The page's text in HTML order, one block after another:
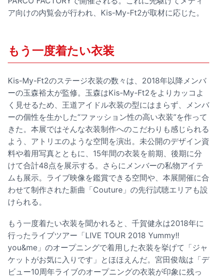
ア向けの内覧会が行われ、Kis-My-Ft2が取材に応じた。
もう一度着たい衣装
Kis-My-Ft2のステージ衣装の数々は、2018年以降メンバ
ーの玉森裕太が監修。玉森はKis-My-Ft2をよりカッコよ
く見せるため、王道アイドル衣装の型にはまらず、メンバ
ーの個性を生かした“ファッション性の高い衣装”を作って
きた。本展ではそんな衣装制作へのこだわりも感じられる
よう、アトリエのような空間を演出。未公開のデザイン資
料や着用写真とともに、15年間の衣装を前期、後期に分
けて合計48点を展示する。さらにメンバーの私物アイテ
ムも展示。ライブ映像を鑑賞できる空間や、本展開催に合
わせて制作された新曲「Couture」の先行試聴エリアも設
けられる。
もう一度着たい衣装を聞かれると、千賀健永は2018年に
行ったライブツアー「LIVE TOUR 2018 Yummy!!
you&me」のオープニングで着用した衣装を挙げて「ジャ
ケットがお気に入りです」とほほえんだ。宮田俊哉は「デ
ビュー10周年ライブのオープニングの衣装が印象に残っ